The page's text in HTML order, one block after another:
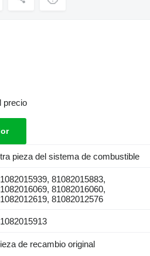
precio
pieza del sistema de combustible
81082015883,
81082016060,
81082012576
de recambio original